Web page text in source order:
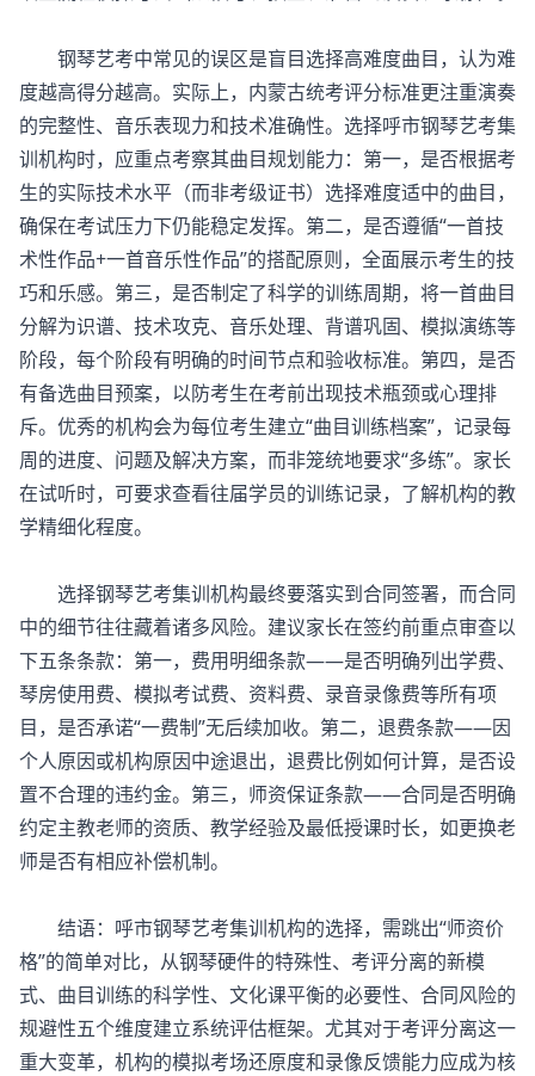
钢琴艺考中常见的误区是盲目选择高难度曲目，认为难
度越高得分越高。实际上，内蒙古统考评分标准更注重演奏
的完整性、音乐表现力和技术准确性。选择呼市钢琴艺考集
训机构时，应重点考察其曲目规划能力：第一，是否根据考
生的实际技术水平（而非考级证书）选择难度适中的曲目，
确保在考试压力下仍能稳定发挥。第二，是否遵循“一首技
术性作品+一首音乐性作品”的搭配原则，全面展示考生的技
巧和乐感。第三，是否制定了科学的训练周期，将一首曲目
分解为识谱、技术攻克、音乐处理、背谱巩固、模拟演练等
阶段，每个阶段有明确的时间节点和验收标准。第四，是否
有备选曲目预案，以防考生在考前出现技术瓶颈或心理排
斥。优秀的机构会为每位考生建立“曲目训练档案”，记录每
周的进度、问题及解决方案，而非笼统地要求“多练”。家长
在试听时，可要求查看往届学员的训练记录，了解机构的教
学精细化程度。
选择钢琴艺考集训机构最终要落实到合同签署，而合同
中的细节往往藏着诸多风险。建议家长在签约前重点审查以
下五条条款：第一，费用明细条款——是否明确列出学费、
琴房使用费、模拟考试费、资料费、录音录像费等所有项
目，是否承诺“一费制”无后续加收。第二，退费条款——因
个人原因或机构原因中途退出，退费比例如何计算，是否设
置不合理的违约金。第三，师资保证条款——合同是否明确
约定主教老师的资质、教学经验及最低授课时长，如更换老
师是否有相应补偿机制。
结语：呼市钢琴艺考集训机构的选择，需跳出“师资价
格”的简单对比，从钢琴硬件的特殊性、考评分离的新模
式、曲目训练的科学性、文化课平衡的必要性、合同风险的
规避性五个维度建立系统评估框架。尤其对于考评分离这一
重大变革，机构的模拟考场还原度和录像反馈能力应成为核